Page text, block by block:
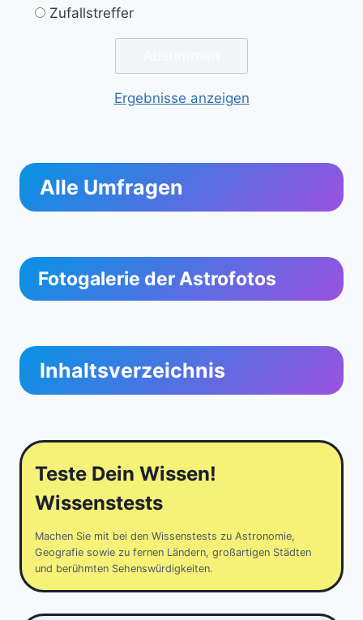
Zufallstreffer
Ergebnisse anzeigen
Alle Umfragen
Fotogalerie der Astrofotos
Inhaltsverzeichnis
Teste Dein Wissen!
Wissenstests
Machen Sie mit bei den Wissenstests zu Astronomie,
Geografie sowie zu fernen Ländern, großartigen Städten
und berühmten Sehenswürdigkeiten.